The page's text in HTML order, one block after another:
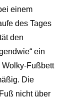
einem
des Tages
den
ein
Wolky-Fußbett
Die
nicht über